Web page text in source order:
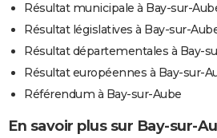
Résultat municipale à Bay-sur-
Résultat législatives à Bay-sur-
Résultat départementales à Bay-
Résultat européennes à Bay-sur-
Référendum à Bay-sur-Aube
En savoir plus sur Bay-sur-